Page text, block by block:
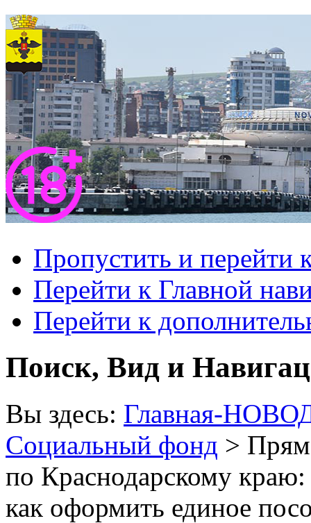
Пропустить и перейти
Перейти к Главной
Перейти к
Поиск, Вид и
Вы здесь: Главная-
Социальный фонд >
по Краснодарскому краю:
как оформить единое